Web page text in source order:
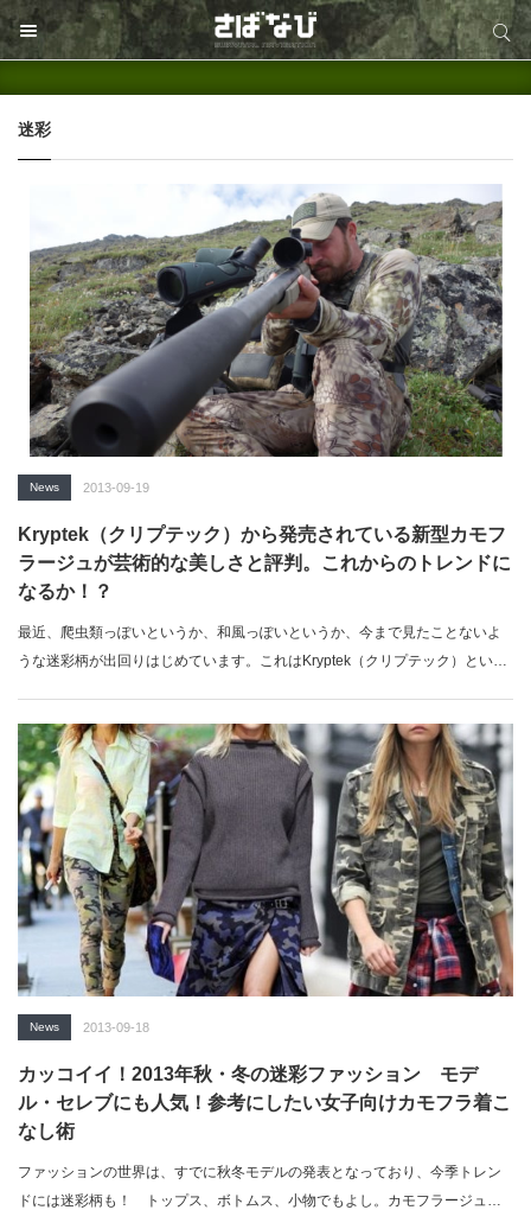
サイト内検索
迷彩
News 2013-09-19
Kryptek（クリプテック）から発売されている新型カモフ
ラージュが芸術的な美しさと評判。これからのトレンドに
なるか！？
最近、爬虫類っぽいというか、和風っぽいというか、今まで見たことないよ
うな迷彩柄が出回りはじめています。これはKryptek（クリプテック）とい…
News 2013-09-18
カッコイイ！2013年秋・冬の迷彩ファッション モデ
ル・セレブにも人気！参考にしたい女子向けカモフラ着こ
なし術
ファッションの世界は、すでに秋冬モデルの発表となっており、今季トレン
ドには迷彩柄も！ トップス、ボトムス、小物でもよし。カモフラージュ柄
サイト内検索